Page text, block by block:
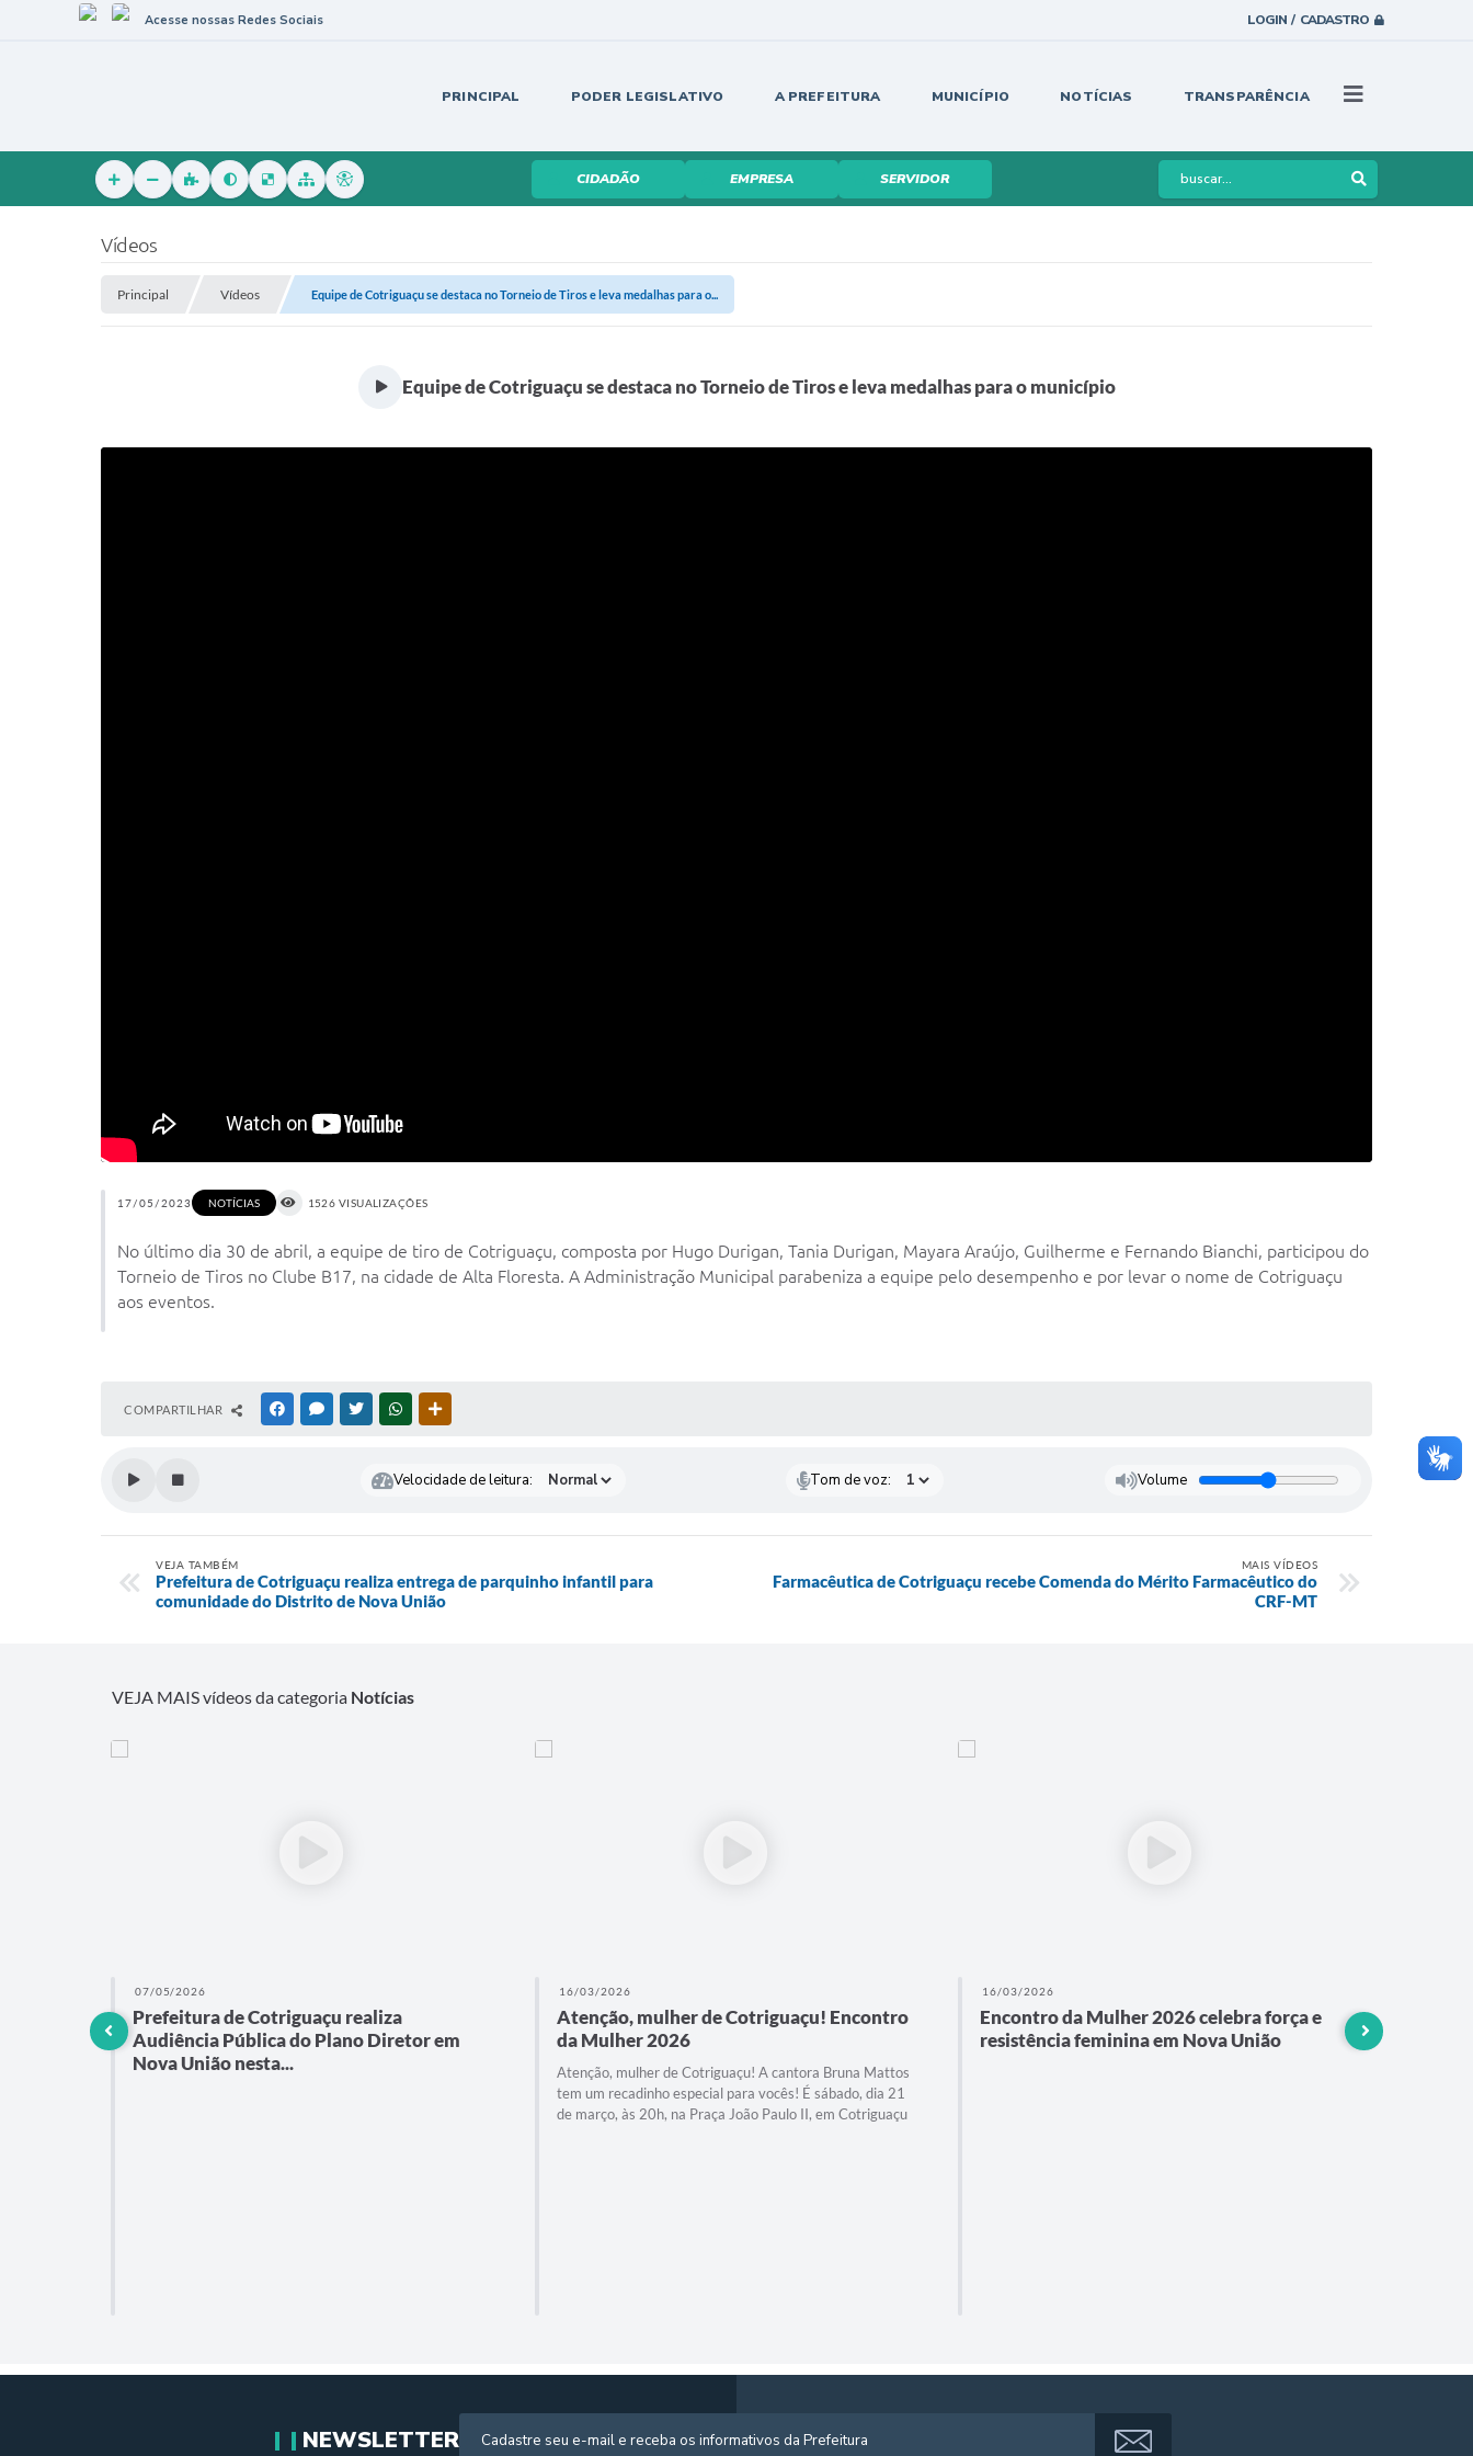
LOGIN / CADASTRO
Acesse nossas Redes Sociais
PRINCIPAL PODER LEGISLATIVO A PREFEITURA MUNICÍPIO NOTÍCIAS TRANSPARÊNCIA
CIDADÃO EMPRESA SERVIDOR
Vídeos
Principal Vídeos Equipe de Cotriguaçu se destaca no Torneio de Tiros e leva medalhas para o...
Equipe de Cotriguaçu se destaca no Torneio de Tiros e leva medalhas para o município
17/05/2023 NOTÍCIAS 1526 VISUALIZAÇÕES
No último dia 30 de abril, a equipe de tiro de Cotriguaçu, composta por Hugo Durigan, Tania Durigan, Mayara Araújo, Guilherme e Fernando Bianchi, participou do
Torneio de Tiros no Clube B17, na cidade de Alta Floresta. A Administração Municipal parabeniza a equipe pelo desempenho e por levar o nome de Cotriguaçu
aos eventos.
COMPARTILHAR FACEBOOKMESSENGER
TWITTERWHATSAPP
Velocidade de leitura: Tom de voz: Volume
VEJA TAMBÉM
Prefeitura de Cotriguaçu realiza entrega de parquinho infantil para
comunidade do Distrito de Nova União
MAIS VÍDEOS
Farmacêutica de Cotriguaçu recebe Comenda do Mérito Farmacêutico do
CRF-MT
VEJA MAIS vídeos da categoria Notícias
07/05/2026
Prefeitura de Cotriguaçu realiza
Audiência Pública do Plano Diretor em
Nova União nesta...
16/03/2026
Atenção, mulher de Cotriguaçu! Encontro
da Mulher 2026
Atenção, mulher de Cotriguaçu! A cantora Bruna Mattos
tem um recadinho especial para vocês! É sábado, dia 21
de março, às 20h, na Praça João Paulo II, em Cotriguaçu
16/03/2026
Encontro da Mulher 2026 celebra força e
resistência feminina em Nova União
NEWSLETTER